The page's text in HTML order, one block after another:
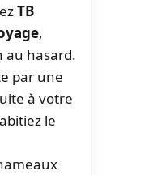
TB
,
au hasard.
par une
à votre
le